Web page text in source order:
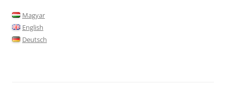
Magyar
English
Deutsch